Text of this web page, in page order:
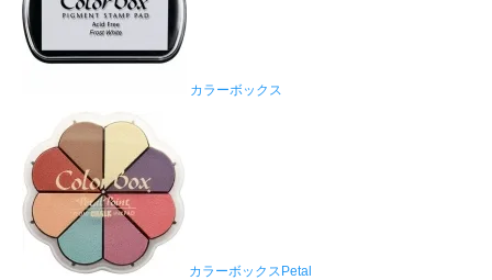
カラーボックス
カラーボックスPetal